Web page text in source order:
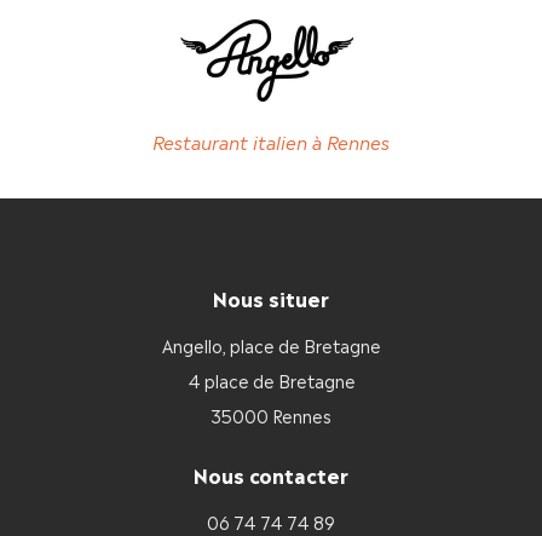
Restaurant italien à Rennes
Nous situer
Angello, place de Bretagne
4 place de Bretagne
35000 Rennes
Nous contacter
06 74 74 74 89